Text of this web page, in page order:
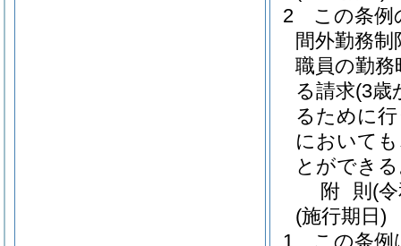
2
この条例
間外勤務
職員の勤務
る請求(3歳
るために
において
とができ
附 則 (
(施行期日)
1
この条例